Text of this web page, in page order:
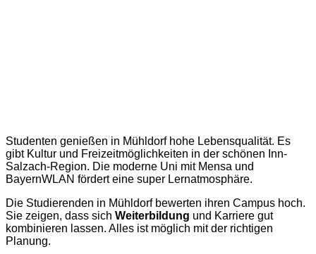
Studenten genießen in Mühldorf hohe Lebensqualität. Es
gibt Kultur und Freizeitmöglichkeiten in der schönen Inn-
Salzach-Region. Die moderne Uni mit Mensa und
BayernWLAN fördert eine super Lernatmosphäre.
Die Studierenden in Mühldorf bewerten ihren Campus hoch.
Sie zeigen, dass sich Weiterbildung und Karriere gut
kombinieren lassen. Alles ist möglich mit der richtigen
Planung.